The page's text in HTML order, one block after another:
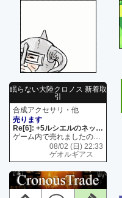
眠らない大陸クロノス 新着取
引
合成アクセサリ・他
売ります
Re[6]: +5ルシエルのネックレス
ゲーム内で売れましたので 在庫がネク1 リング4 となります リングのお値段は80G といたします
08/02 (日) 22:33
ゲオルギアス